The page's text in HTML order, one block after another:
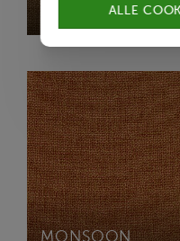
A5/APPLECINNAMON
MONSOON
ALLE